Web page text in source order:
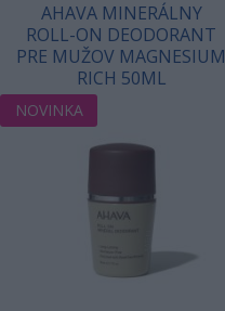
AHAVA MINERÁLNY
ROLL-ON DEODORANT
PRE MUŽOV MAGNESIUM
RICH 50ML
NOVINKA